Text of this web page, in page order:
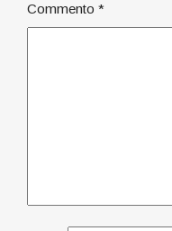
Commento *